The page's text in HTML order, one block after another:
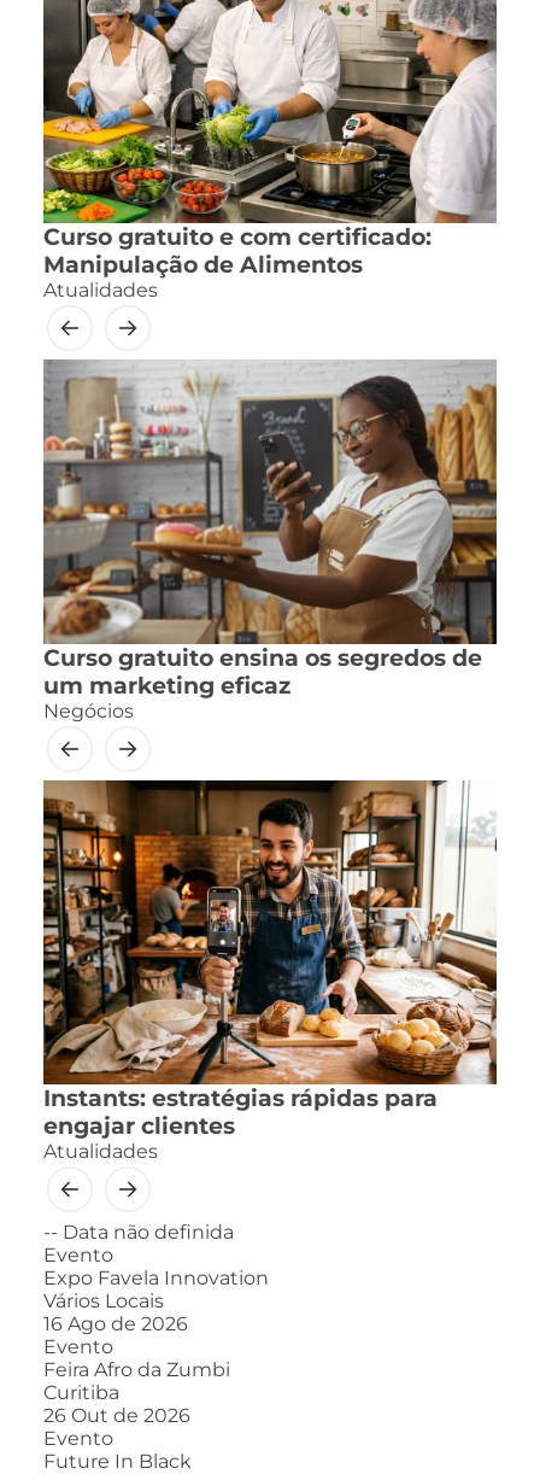
Curso gratuito e com certificado:
Manipulação de Alimentos
Atualidades
Curso gratuito ensina os segredos de
um marketing eficaz
Negócios
Instants: estratégias rápidas para
engajar clientes
Atualidades
-- Data não definida
Evento
Expo Favela Innovation
Vários Locais
16 Ago de 2026
Evento
Feira Afro da Zumbi
Curitiba
26 Out de 2026
Evento
Future In Black